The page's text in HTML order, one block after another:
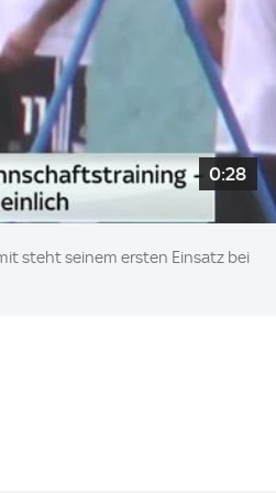
0:28
steht seinem ersten Einsatz bei